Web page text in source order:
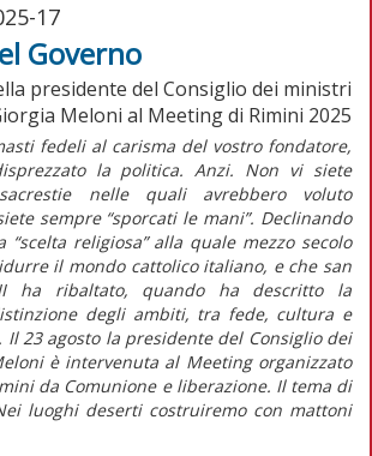
17
Governo
presidente del Consiglio dei ministri
Meloni al Meeting di Rimini 2025
fedeli al carisma del vostro fondatore,
la politica. Anzi. Non vi siete
nelle quali avrebbero voluto
sempre “sporcati le mani”. Declinando
religiosa” alla quale mezzo secolo
il mondo cattolico italiano, e che san
II ha ribaltato, quando ha descritto la
degli ambiti, tra fede, cultura e
Il 23 agosto la presidente del Consiglio dei
è intervenuta al Meeting organizzato
da Comunione e liberazione. Il tema di
luoghi deserti costruiremo con mattoni